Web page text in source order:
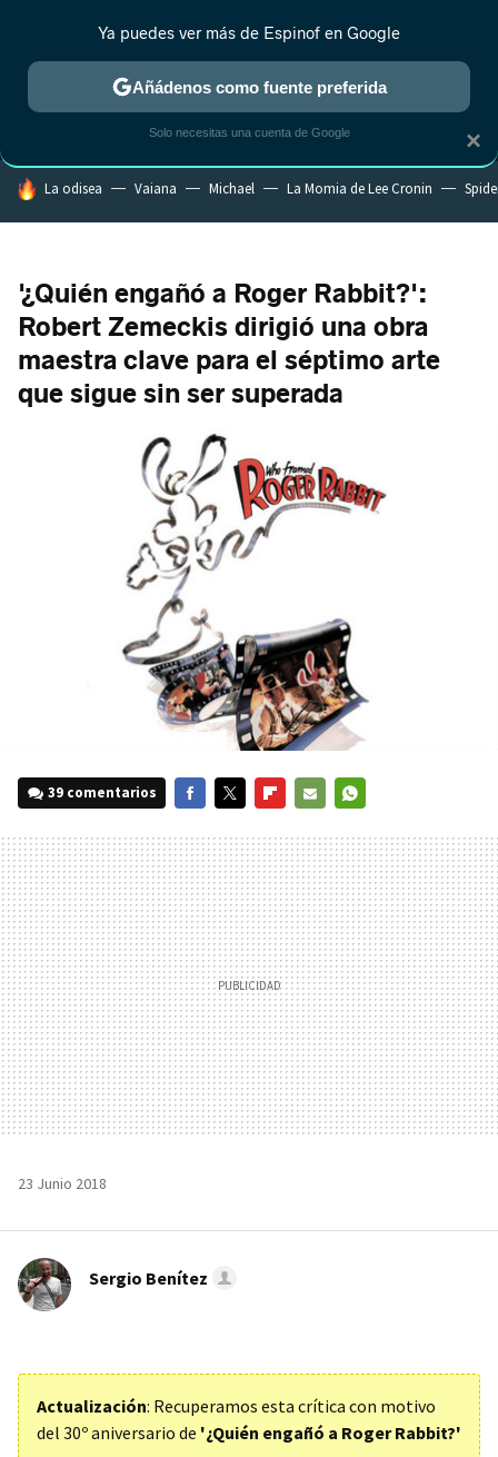
MENÚ NUEVO
ESTRENOS REALITY ANIME RANKINGS CINE
HOY SE HABLA DE
La odisea Vaiana Michael La Momia de Lee Cronin
'¿Quién engañó a Roger Rabbit?':
Robert Zemeckis dirigió una obra
maestra clave para el séptimo arte
que sigue sin ser superada
39 comentarios
MAIL
23 Junio 2018
Sergio Benítez
Actualización: Recuperamos esta crítica con motivo
del 30º aniversario de '¿Quién engañó a Roger Rabbit?'
×
Ya puedes ver más de Espinof en Google
Añádenos como fuente preferida
Solo necesitas una cuenta de Google